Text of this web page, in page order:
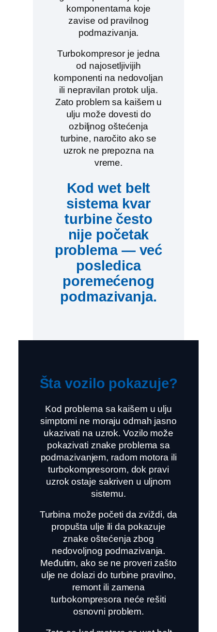
komponentama koje
zavise od pravilnog
podmazivanja.
Turbokompresor je jedna
od najosetljivijih
komponenti na nedovoljan
ili nepravilan protok ulja.
Zato problem sa kaišem u
ulju može dovesti do
ozbiljnog oštećenja
turbine, naročito ako se
uzrok ne prepozna na
vreme.
Kod wet belt
sistema kvar
turbine često
nije početak
problema — već
posledica
poremećenog
podmazivanja.
Šta vozilo pokazuje?
Kod problema sa kaišem u ulju
simptomi ne moraju odmah jasno
ukazivati na uzrok. Vozilo može
pokazivati znake problema sa
podmazivanjem, radom motora ili
turbokompresorom, dok pravi
uzrok ostaje sakriven u uljnom
sistemu.
Turbina može početi da zviždi, da
propušta ulje ili da pokazuje
znake oštećenja zbog
nedovoljnog podmazivanja.
Međutim, ako se ne proveri zašto
ulje ne dolazi do turbine pravilno,
remont ili zamena
turbokompresora neće rešiti
osnovni problem.